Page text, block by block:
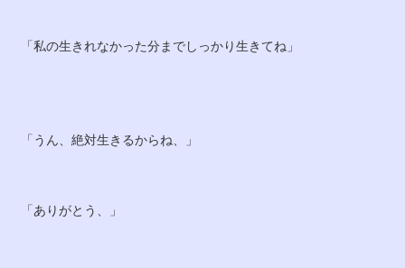
「私の生きれなかった分までしっかり生きてね」
「うん、絶対生きるからね、」
「ありがとう、」